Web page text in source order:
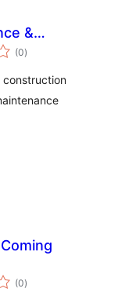
&
– LITE
(0कुल
रेटिङ्गहरू
)
construction
(0कुल
रेटिङ्गहरू
)